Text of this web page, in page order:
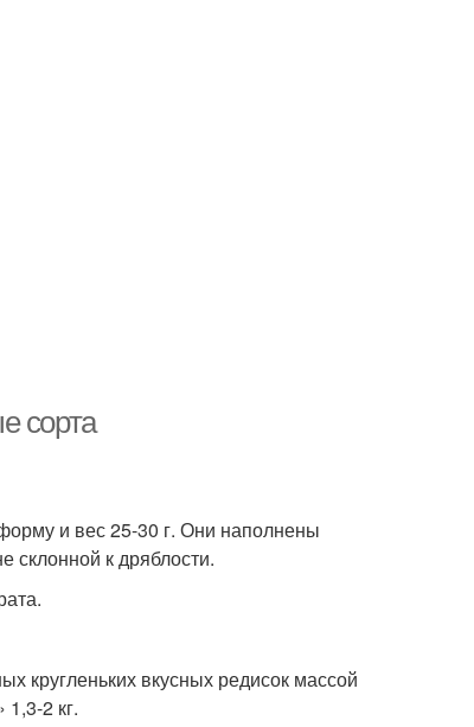
сорта
и вес 25-30 г. Они наполнены
склонной к дряблости.
кругленьких вкусных редисок массой
2 кг.